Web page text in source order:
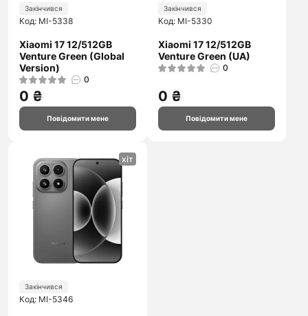
Закінчився
Код: MI-5338
Xiaomi 17 12/512GB
Venture Green (Global
Version)
0
0 ₴
Повідомити мене
Закінчився
Код: MI-5330
Xiaomi 17 12/512GB
Venture Green (UA)
0
0 ₴
Повідомити мене
хіт
Закінчився
Код: MI-5346